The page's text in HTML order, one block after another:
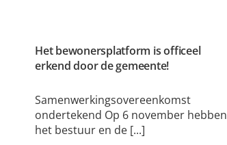
Het bewonersplatform is officeel
erkend door de gemeente!
Samenwerkingsovereenkomst
ondertekend Op 6 november hebben
het bestuur en de [...]